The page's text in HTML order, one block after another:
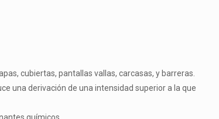
cubiertas, pantallas vallas, carcasas, y barreras.
una derivación de una intensidad superior a la que